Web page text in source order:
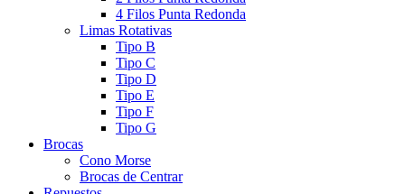
4 Filos Punta Redonda
Limas Rotativas
Tipo B
Tipo C
Tipo D
Tipo E
Tipo F
Tipo G
Brocas
Cono Morse
Brocas de Centrar